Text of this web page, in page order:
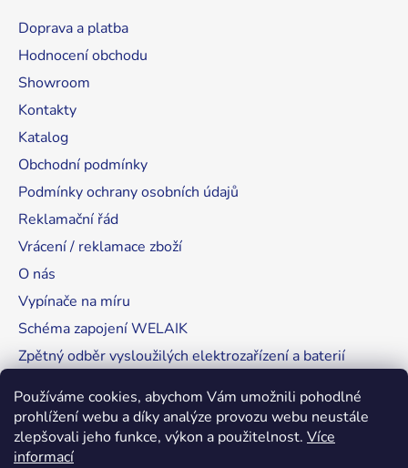
Používáme cookies, abychom Vám umožnili pohodlné
prohlížení webu a díky analýze provozu webu neustále
zlepšovali jeho funkce, výkon a použitelnost. Více
informací
Doprava a platba
Hodnocení obchodu
Showroom
Kontakty
Katalog
Obchodní podmínky
Podmínky ochrany osobních údajů
Reklamační řád
Vrácení / reklamace zboží
O nás
Vypínače na míru
Schéma zapojení WELAIK
Zpětný odběr vysloužilých elektrozařízení a baterií